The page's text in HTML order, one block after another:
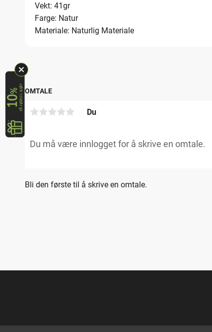
Vekt: 41gr
Farge: Natur
Materiale: Naturlig Materiale
OMTALE
Du
Bli den første til å skrive en omtale.